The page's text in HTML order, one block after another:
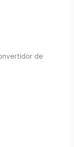
de